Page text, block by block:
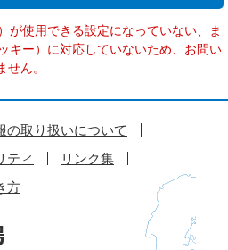
が使用できる設定になっていない、ま
キー）に対応していないため、お問い
ん。
の取り扱いについて
ティ
リンク集
方